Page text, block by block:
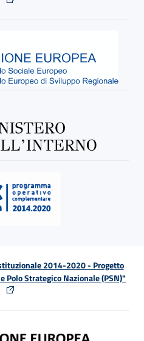
2014-2020 - Progetto
Strategico Nazionale (PSN)"